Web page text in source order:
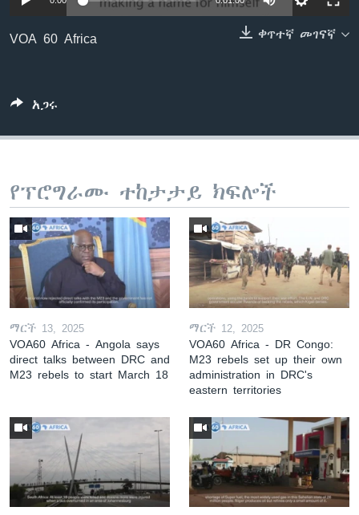
ቀጥተኛ መገናኛ
VOA 60 Africa
አጋሩ
የፕሮግራሙ ተከታታይ ክፍሎች
ማርች 13, 2025
VOA60 Africa - Angola says
direct talks between DRC and
M23 rebels to start March 18
ማርች 12, 2025
VOA60 Africa - DR Congo:
M23 rebels set up their own
administration in DRC's
eastern territories